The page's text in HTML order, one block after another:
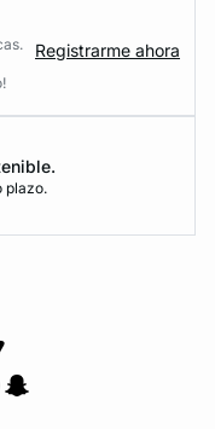
Registrarme ahora
plazo.